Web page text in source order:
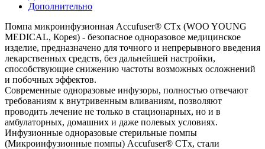
Дополнительно
Помпа микроинфузионная Accufuser® CTx (WOO YOUNG
MEDICAL, Корея) - безопасное одноразовое медицинское
изделие, предназначено для точного и непрерывного введения
лекарственных средств, без дальнейшей настройки,
способствующие снижению частоты возможных осложнений
и побочных эффектов.
Современные одноразовые инфузоры, полностью отвечают
требованиям к внутривенным вливаниям, позволяют
проводить лечение не только в стационарных, но и в
амбулаторных, домашних и даже полевых условиях.
Инфузионные одноразовые стерильные помпы
(Микроинфузионные помпы) Accufuser® CTx, стали